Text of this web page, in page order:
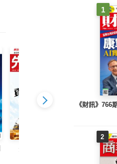
先探週刊 2414期 先探投
1
《財訊》766
2